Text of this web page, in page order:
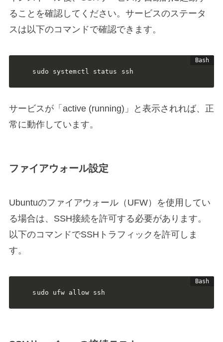
ることを確認してください。サービスのステータ
スは以下のコマンドで確認できます。
sudo systemctl status ssh
サービスが「active (running)」と表示されれば、正
常に動作しています。
ファイアウォール設定
Ubuntuのファイアウォール（UFW）を使用してい
る場合は、SSH接続を許可する必要があります。
以下のコマンドでSSHトラフィックを許可しま
す。
sudo ufw allow ssh